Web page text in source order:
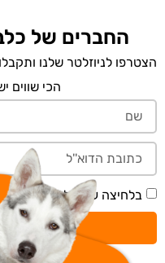
החברים של
הצטרפו לניוזלטר שלנו
הכי שווים
בלחיצה על 'שליחה' אני